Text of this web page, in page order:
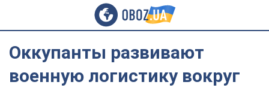
Оккупанты развивают
военную логистику вокруг